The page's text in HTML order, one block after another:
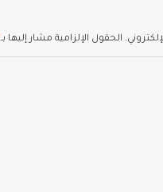
الحقول الإلزامية مشار إليها بـ